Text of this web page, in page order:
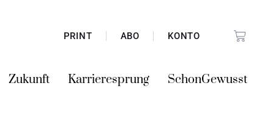
PRINT ABO KONTO
Zukunft Karrieresprung SchonGewusst